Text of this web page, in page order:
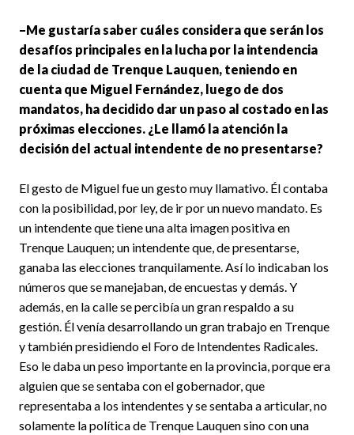
–Me gustaría saber cuáles considera que serán los
desafíos principales en la lucha por la intendencia
de la ciudad de Trenque Lauquen, teniendo en
cuenta que Miguel Fernández, luego de dos
mandatos, ha decidido dar un paso al costado en las
próximas elecciones. ¿Le llamó la atención la
decisión del actual intendente de no presentarse?
El gesto de Miguel fue un gesto muy llamativo. Él contaba
con la posibilidad, por ley, de ir por un nuevo mandato. Es
un intendente que tiene una alta imagen positiva en
Trenque Lauquen; un intendente que, de presentarse,
ganaba las elecciones tranquilamente. Así lo indicaban los
números que se manejaban, de encuestas y demás. Y
además, en la calle se percibía un gran respaldo a su
gestión. Él venía desarrollando un gran trabajo en Trenque
y también presidiendo el Foro de Intendentes Radicales.
Eso le daba un peso importante en la provincia, porque era
alguien que se sentaba con el gobernador, que
representaba a los intendentes y se sentaba a articular, no
solamente la política de Trenque Lauquen sino con una